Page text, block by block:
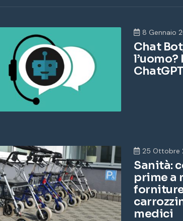
8 Gennaio
Chat
l’uomo?
ChatGPT
25 Ottobre
Sanità:
prime a
medici